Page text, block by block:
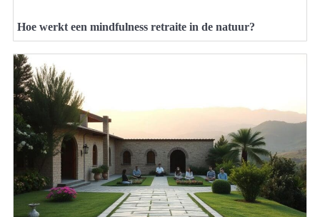
Hoe werkt een mindfulness retraite in de natuur?